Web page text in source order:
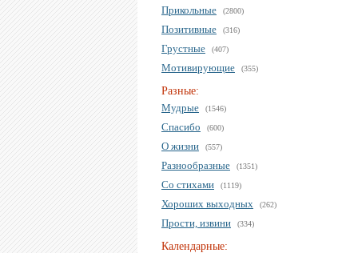
Прикольные
(2800)
Позитивные (316)
Грустные (407)
Мотивирующие (355)
Разные:
Мудрые
(1546)
Спасибо (600)
О жизни (557)
Разнообразные (1351)
Со стихами (1119)
Хороших выходных (262)
Прости, извини (334)
Календарные: